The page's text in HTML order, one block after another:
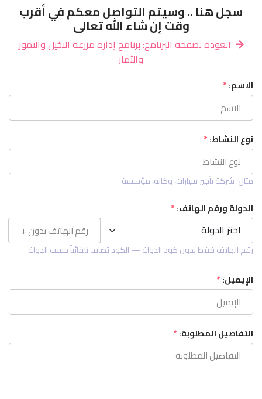
سجل هنا .. وسيتم التواصل معكم في أقرب
وقت إن شاء الله تعالى
العودة لصفحة البرنامج: برنامج إدارة مزرعة النخيل والتمور
والثمار
الاسم:*
نوع النشاط:*
مثال: شركة تأجير سيارات، وكالة، مؤسسة
الدولة ورقم الهاتف:*
اختر الدولة
اختر الدولة
رقم الهاتف فقط بدون كود الدولة — الكود يُضاف تلقائياً حسب الدولة
الإيميل:*
التفاصيل المطلوبة:*